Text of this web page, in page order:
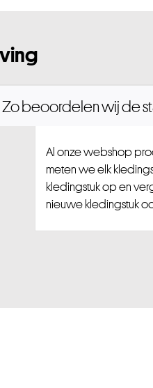
Zo beoordelen wij de
Al onze webshop
meten we elk
kledingstuk op en
nieuwe kledingstuk